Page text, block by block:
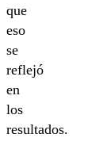
que
eso
se
reflejó
en
los
resultados.